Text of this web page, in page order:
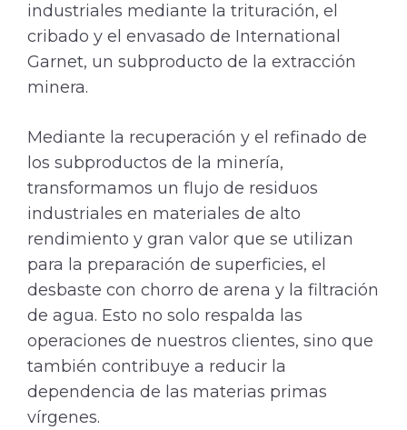
industriales mediante la trituración, el
cribado y el envasado de International
Garnet, un subproducto de la extracción
minera.
Mediante la recuperación y el refinado de
los subproductos de la minería,
transformamos un flujo de residuos
industriales en materiales de alto
rendimiento y gran valor que se utilizan
para la preparación de superficies, el
desbaste con chorro de arena y la filtración
de agua. Esto no solo respalda las
operaciones de nuestros clientes, sino que
también contribuye a reducir la
dependencia de las materias primas
vírgenes.